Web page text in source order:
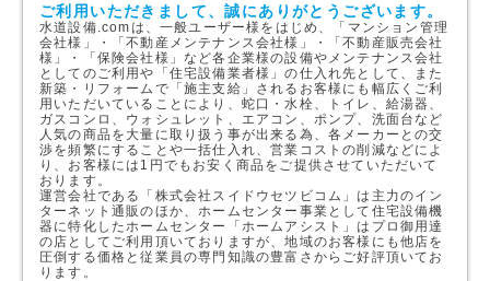
ご利用いただきまして、誠にありがとうございます。
水道設備.comは、一般ユーザー様をはじめ、「マンション管理
会社様」・「不動産メンテナンス会社様」・「不動産販売会社
様」・「保険会社様」など各企業様の設備やメンテナンス会社
としてのご利用や「住宅設備業者様」の仕入れ先として、また
新築・リフォームで「施主支給」されるお客様にも幅広くご利
用いただいていることにより、蛇口・水栓、トイレ、給湯器、
ガスコンロ、ウォシュレット、エアコン、ポンプ、洗面台など
人気の商品を大量に取り扱う事が出来る為、各メーカーとの交
渉を頻繁にすることや一括仕入れ、営業コストの削減などによ
り、お客様には1円でもお安く商品をご提供させていただいて
おります。
運営会社である「株式会社スイドウセツビコム」は主力のイン
ターネット通販のほか、ホームセンター事業として住宅設備機
器に特化したホームセンター「ホームアシスト」はプロ御用達
の店としてご利用頂いておりますが、地域のお客様にも他店を
圧倒する価格と従業員の専門知識の豊富さからご好評頂いてお
ります。